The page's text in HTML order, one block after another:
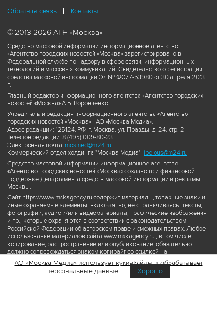
Обратная связь Контакты
© 2013-2026 АГН «Москва»
Средство массовой информации информационное агентство
«Агентство городских новостей «Москва» зарегистрировано в
Федеральной службе по надзору в сфере связи, информационных
технологий и массовых коммуникаций. Свидетельство о регистрации
средства массовой информации Эл № ФС77-53980 от 30 апреля 2013
г.
Главный редактор информационного агентства «Агентство городских
новостей «Москва» А.Б. Воронченко.
Учредитель и редакция информационного агентства «Агентство
городских новостей «Москва» - АО «Москва Медиа».
Адрес редакции: 125124, РФ, г. Москва, ул. Правды, д. 24, стр. 2
Телефон редакции: 8 (495) 009-80-23
Электронная почта: mosmed@m24.ru
Коммерческий отдел холдинга "Москва Медиа"- ibelous@m24.ru
Средство массовой информации информационное агентство
«Агентство городских новостей «Москва» создано при финансовой
поддержке Департамента средств массовой информации и рекламы г.
Москвы.
Сайт https://www.mskagency.ru содержит материалы, товарные знаки и
иные охраняемые элементы, включая, но, не ограничиваясь: тексты,
фотографии, аудио и/или видеоматериалы, графические изображения
и пр., которые охраняются в соответствии с законодательством
Российской Федерации об авторском праве и смежных правах. Любое
использование материалов сайта www.mskagency.ru , в том числе,
копирование, распространение или опубликование, обязательно
должно сопровождаться знаком копирайт со ссылкой на
правообладателя © АО «Москва Медиа», а также гиперссылкой на сайт
www.mskagency.ru как на первоисточник информации. Переработка
материалов сайта www.mskagency.ru не допускается.
АО «Москва Медиа» использует куки-файлы и обрабатывает
персональные данные
Хорошо